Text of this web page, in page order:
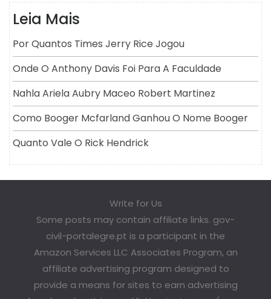
Leia Mais
Por Quantos Times Jerry Rice Jogou
Onde O Anthony Davis Foi Para A Faculdade
Nahla Ariela Aubry Maceo Robert Martinez
Como Booger Mcfarland Ganhou O Nome Booger
Quanto Vale O Rick Hendrick
Write for Us
Some posts may contain affiliate links. gov-
civil-portalegre.pt is a participant in the
Amazon Services LLC Associates Program, an
affiliate advertising program designed to
provide a means for sites to earn advertising